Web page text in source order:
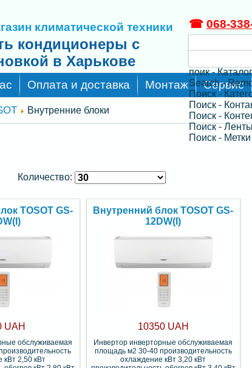
климатической техники
кондиционеры с
в Харькове
поик - Каталог
Search -
Поиск -
Поиск -
Поиск -
Поиск -
Поиск - Метки
☎ 068-
Оплата и доставка Монтаж Сервис
Внутренние блоки
Количество:
TOSOT GS-
UAH
обслуживаемая
кВт 2,50 кВт
Внутренний блок TOSOT GS-
12DW(I)
10350 UAH
Инвертор инверторные обслуживаемая
площадь м2 30-40 производительность
охлаждение кВт 3,20 кВт